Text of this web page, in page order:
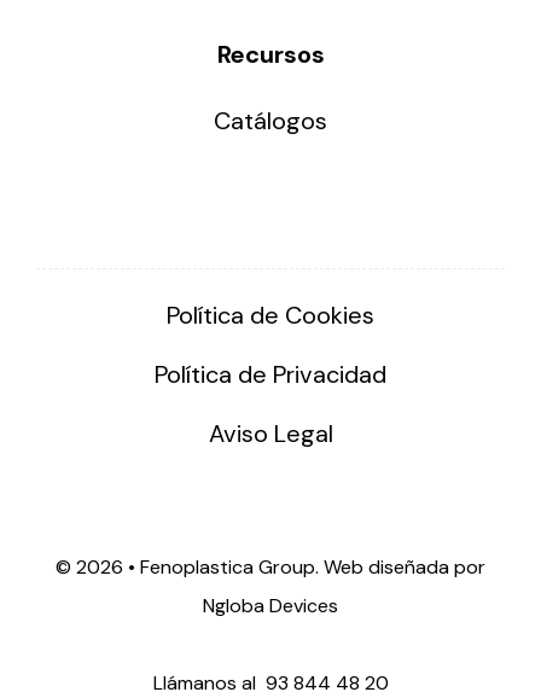
Recursos
Catálogos
Política de Cookies
Política de Privacidad
Aviso Legal
© 2026 • Fenoplastica Group. Web diseñada por
Ngloba Devices
Llámanos al 93 844 48 20